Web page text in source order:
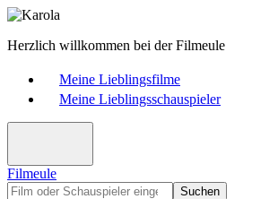
Herzlich willkommen bei der Filmeule
Meine Lieblingsfilme
Meine Lieblingsschauspieler
Filmeule
Suchen